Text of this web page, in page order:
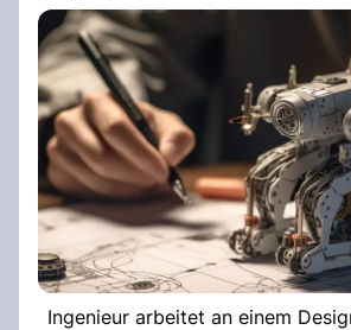
Ingenieur arbeitet an einem